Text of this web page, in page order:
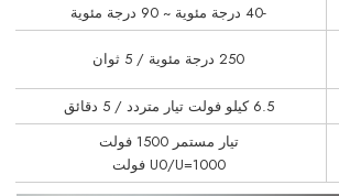
-40 درجة مئوية ~ 90 درجة مئوية
250 درجة مئوية / 5 ثوان
6.5 كيلو فولت تيار متردد / 5 دقائق
تيار مستمر 1500 فولت
U0/U=1000 فولت